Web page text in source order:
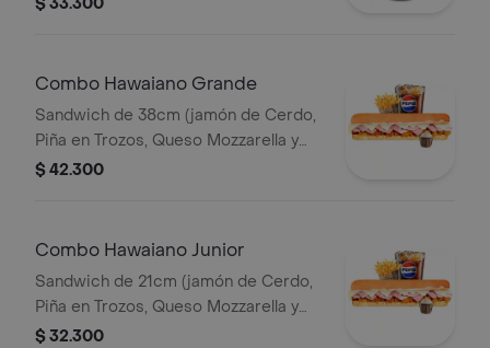
Combo Hawaiano Grande
Sandwich de 38cm (jamón de Cerdo,
Piña en Trozos, Queso Mozzarella y
Mayonesa) Papa Francesa 140gr
$ 42.300
Combo Hawaiano Junior
Sandwich de 21cm (jamón de Cerdo,
Piña en Trozos, Queso Mozzarella y
Mayonesa) Papa Francesa 140gr
$ 32.300